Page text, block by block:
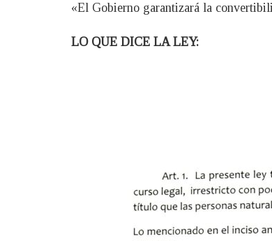
«El Gobierno garantizará la
LO QUE DICE LA LEY: